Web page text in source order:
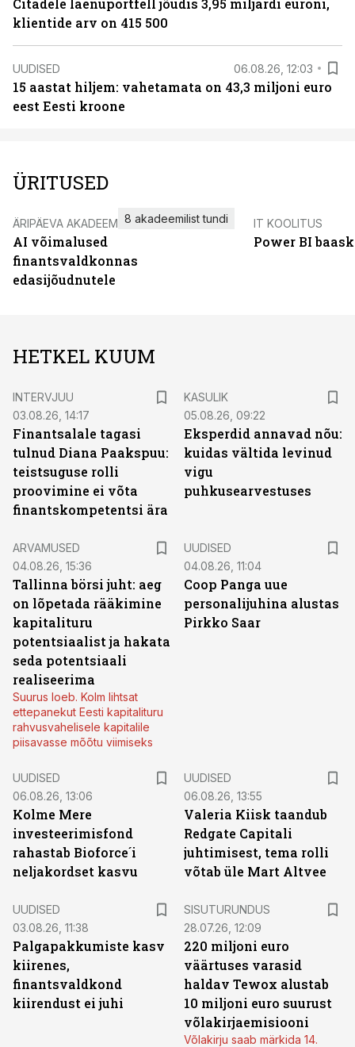
Citadele laenuportfell jõudis 3,95 miljardi euroni,
klientide arv on 415 500
UUDISED 06.08.26, 12:03
15 aastat hiljem: vahetamata on 43,3 miljoni euro
eest Eesti kroone
ÜRITUSED
ÄRIPÄEVA AKADEEMIA
AI võimalused
finantsvaldkonnas
edasijõudnutele
8 akadeemilist tundi IT KOOLITUS
Power BI
HETKEL KUUM
INTERVJUU
03.08.26, 14:17
Finantsalale tagasi
tulnud Diana Paakspuu:
teistsuguse rolli
proovimine ei võta
finantskompetentsi ära
KASULIK
05.08.26, 09:22
Eksperdid annavad nõu:
kuidas vältida levinud
vigu
puhkusearvestuses
ARVAMUSED
04.08.26, 15:36
Tallinna börsi juht: aeg
on lõpetada rääkimine
kapitalituru
potentsiaalist ja hakata
seda potentsiaali
realiseerima
Suurus loeb. Kolm lihtsat
ettepanekut Eesti kapitalituru
rahvusvahelisele kapitalile
piisavasse mõõtu viimiseks
UUDISED
04.08.26, 11:04
Coop Panga uue
personalijuhina alustas
Pirkko Saar
UUDISED
06.08.26, 13:06
Kolme Mere
investeerimisfond
rahastab Bioforce´i
neljakordset kasvu
UUDISED
06.08.26, 13:55
Valeria Kiisk taandub
Redgate Capitali
juhtimisest, tema rolli
võtab üle Mart Altvee
UUDISED
03.08.26, 11:38
Palgapakkumiste kasv
kiirenes,
finantsvaldkond
kiirendust ei juhi
SISUTURUNDUS
28.07.26, 12:09
220 miljoni euro
väärtuses varasid
haldav Tewox alustab
10 miljoni euro suurust
võlakirjaemisiooni
Võlakirju saab märkida 14.